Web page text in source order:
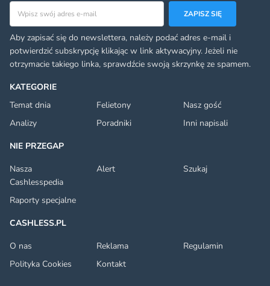
KATEGORIE
Temat dnia
Felietony
Nasz gość
Analizy
Poradniki
Inni napisali
NIE PRZEGAP
Nasza
Cashlesspedia
Alert Szukaj
Raporty specjalne
CASHLESS.PL
O nas
Reklama
Regulamin
Polityka Cookies
Kontakt
Adres email
ZAPISZ SIĘ
Aby zapisać się do newslettera, należy podać adres e-mail i
potwierdzić subskrypcję klikając w link aktywacyjny. Jeżeli nie
otrzymacie takiego linka, sprawdźcie swoją skrzynkę ze spamem.